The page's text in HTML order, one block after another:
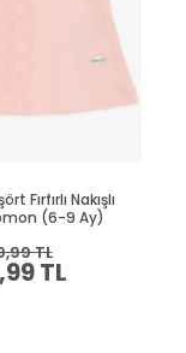
Fırfırlı Nakışlı
(6-9 Ay)
TL
TL